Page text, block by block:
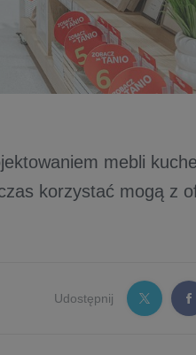
mebli
korzystać mogą z
Udostępnij